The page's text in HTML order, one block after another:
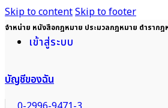
Skip to contentSkip to footer
จำหน่าย หนังสือกฎหมาย ประมวลกฎหมาย ตำราก
เข้าสู่ระบบ
บัญชีของฉัน